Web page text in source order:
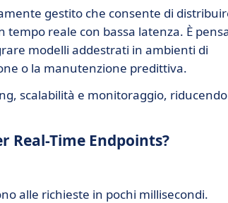
gestito che consente di
reale con bassa latenza. È
modelli addestrati in ambienti di
o la manutenzione predittiva.
scalabilità e monitoraggio,
Real-Time Endpoints?
alle richieste in pochi millisecondi.